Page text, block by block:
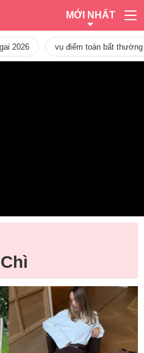
MỚI NHẤT
2026 vụ điểm toán bất